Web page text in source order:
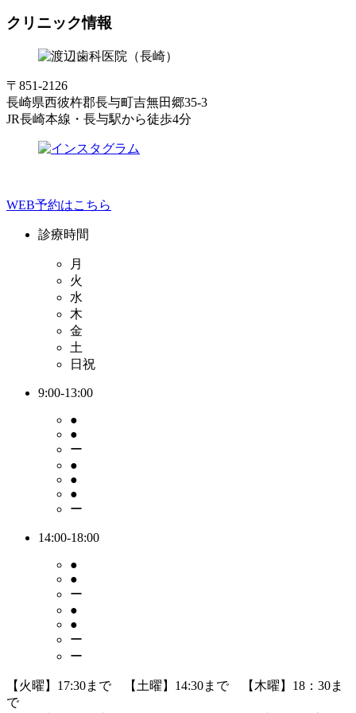
クリニック情報
〒851-2126
長崎県西彼杵郡長与町吉無田郷35-3
JR長崎本線・長与駅から徒歩4分
WEB予約はこちら
診療時間
月
火
水
木
金
土
日祝
9:00-13:00
●
●
ー
●
●
●
ー
14:00-18:00
●
●
ー
●
●
ー
ー
【火曜】17:30まで 【土曜】14:30まで 【木曜】18：30ま
で